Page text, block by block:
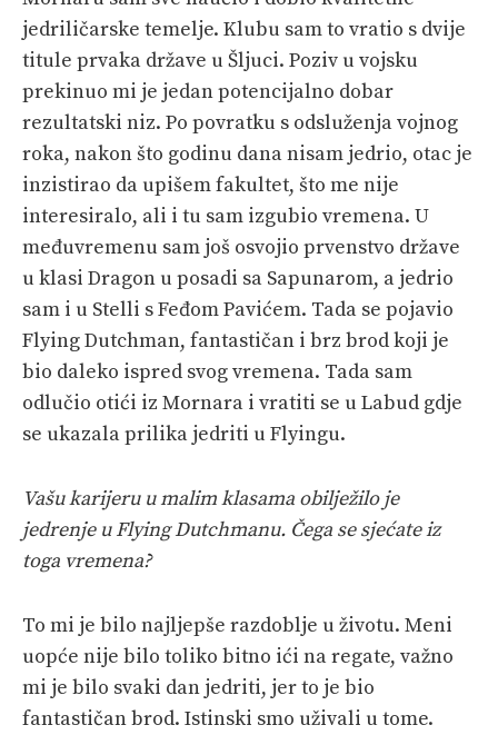
jedriličarske temelje. Klubu sam to vratio s dvije
titule prvaka države u Šljuci. Poziv u vojsku
prekinuo mi je jedan potencijalno dobar
rezultatski niz. Po povratku s odsluženja vojnog
roka, nakon što godinu dana nisam jedrio, otac je
inzistirao da upišem fakultet, što me nije
interesiralo, ali i tu sam izgubio vremena. U
međuvremenu sam još osvojio prvenstvo države
u klasi Dragon u posadi sa Sapunarom, a jedrio
sam i u Stelli s Feđom Pavićem. Tada se pojavio
Flying Dutchman, fantastičan i brz brod koji je
bio daleko ispred svog vremena. Tada sam
odlučio otići iz Mornara i vratiti se u Labud gdje
se ukazala prilika jedriti u Flyingu.
Vašu karijeru u malim klasama obilježilo je
jedrenje u Flying Dutchmanu. Čega se sjećate iz
toga vremena?
To mi je bilo najljepše razdoblje u životu. Meni
uopće nije bilo toliko bitno ići na regate, važno
mi je bilo svaki dan jedriti, jer to je bio
fantastičan brod. Istinski smo uživali u tome.